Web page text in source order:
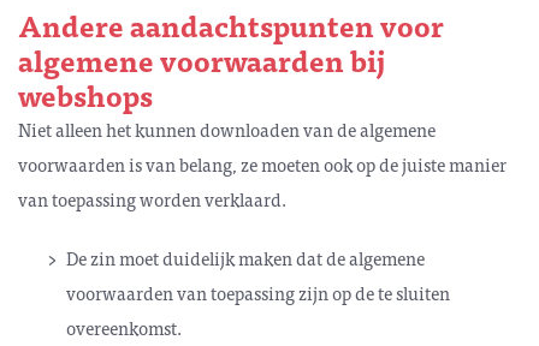
Andere aandachtspunten voor
algemene voorwaarden bij
webshops
Niet alleen het kunnen downloaden van de algemene
voorwaarden is van belang, ze moeten ook op de juiste manier
van toepassing worden verklaard.
De zin moet duidelijk maken dat de algemene
voorwaarden van toepassing zijn op de te sluiten
overeenkomst.